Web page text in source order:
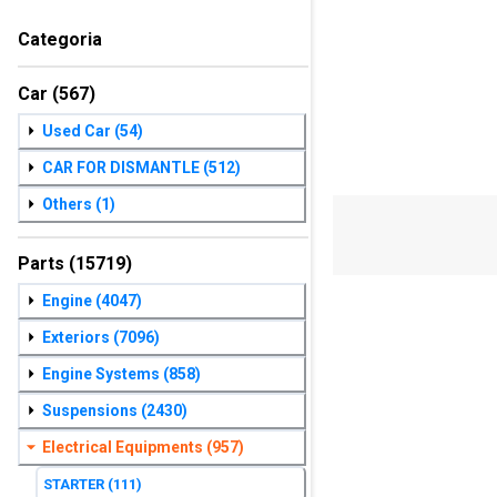
Categoria
Car (567)
Used Car (54)
CAR FOR DISMANTLE (512)
Others (1)
Parts (15719)
Engine (4047)
Exteriors (7096)
Engine Systems (858)
Suspensions (2430)
Electrical Equipments (957)
STARTER (111)